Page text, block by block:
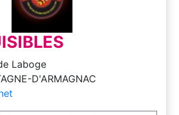
Laboge
D'ARMAGNAC